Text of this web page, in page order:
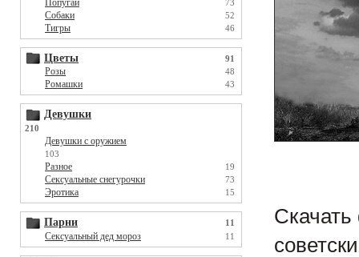
73
Собаки 52
Тигры 46
Цветы 91
Розы 48
Ромашки 43
Девушки
210
Девушки с оружием
103
Разное 19
Сексуальные снегурочки 73
Эротика 15
Парни 11
Сексуальный дед мороз 11